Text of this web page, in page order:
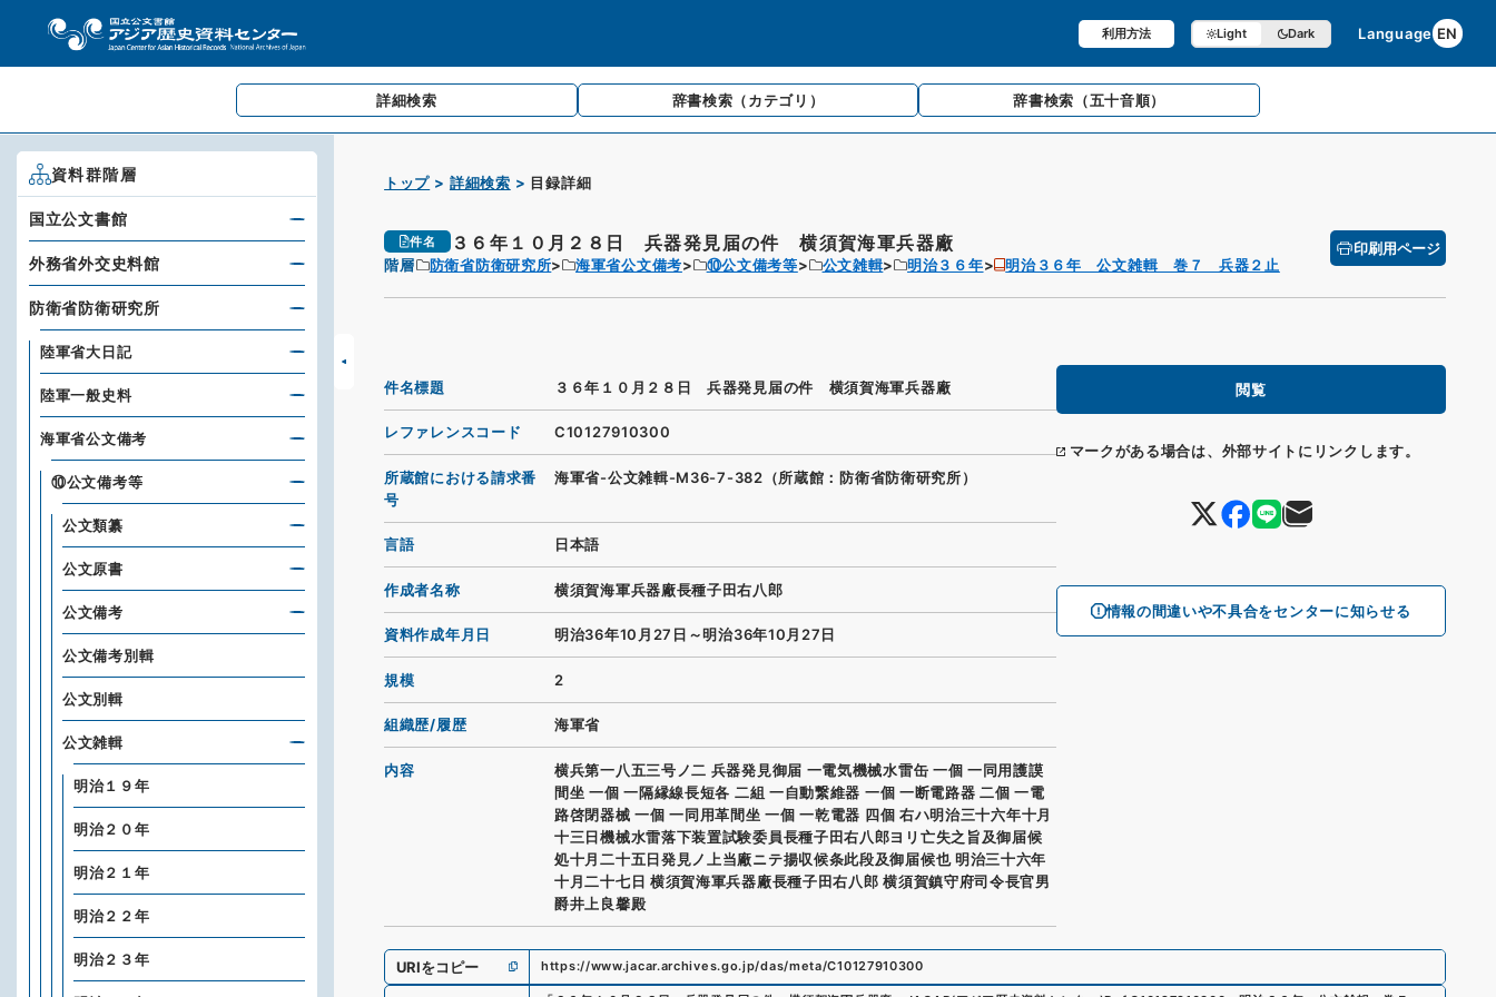
利用方法 Light Dark Language EN
詳細検索 辞書検索 （カテゴリ） 辞書検索 （五十音順）
トップ 詳細検索 目録詳細
件名 ３６年１０月２８日 兵器発見届の件 横須賀海軍兵器廠
階層 防衛省防衛研究所 海軍省公文備考 ⑩公文備考等 公文雑輯 明治３６年 明治３６年 公文雑輯 巻７ 兵器２止
印刷用ページ
閲覧
マークがある場合は、外部サイトにリンクします。
情報の間違いや不具合をセンターに知らせる
件名標題 ３６年１０月２８日 兵器発見届の件 横須賀海軍兵器廠
レファレンスコード C10127910300
所蔵館における請求番
号
海軍省-公文雑輯-M36-7-382（所蔵館：防衛省防衛研究所）
言語 日本語
作成者名称 横須賀海軍兵器廠長種子田右八郎
資料作成年月日 明治36年10月27日～明治36年10月27日
規模 2
組織歴/履歴 海軍省
内容
横兵第一八五三号ノ二 兵器発見御届 一電気機械水雷缶 一個 一同用護謨
間坐 一個 一隔縁線長短各 二組 一自動繋維器 一個 一断電路器 二個 一電
路啓閉器械 一個 一同用革間坐 一個 一乾電器 四個 右ハ明治三十六年十月
十三日機械水雷落下装置試験委員長種子田右八郎ヨリ亡失之旨及御届候
処十月二十五日発見ノ上当廠ニテ揚収候条此段及御届候也 明治三十六年
十月二十七日 横須賀海軍兵器廠長種子田右八郎 横須賀鎮守府司令長官男
爵井上良馨殿
URIをコピー https://www.jacar.archives.go.jp/das/meta/C10127910300
資料群階層
国立公文書館
外務省外交史料館
防衛省防衛研究所
陸軍省大日記
陸軍一般史料
海軍省公文備考
⑩公文備考等
公文類纂
公文原書
公文備考
公文備考別輯
公文別輯
公文雑輯
明治１９年
明治２０年
明治２１年
明治２２年
明治２３年